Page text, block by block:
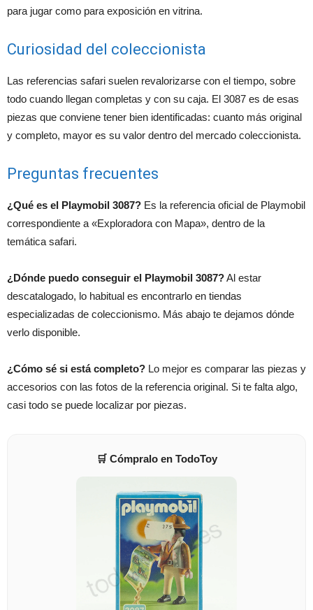
para jugar como para exposición en vitrina.
Curiosidad del coleccionista
Las referencias safari suelen revalorizarse con el tiempo, sobre
todo cuando llegan completas y con su caja. El 3087 es de esas
piezas que conviene tener bien identificadas: cuanto más original
y completo, mayor es su valor dentro del mercado coleccionista.
Preguntas frecuentes
¿Qué es el Playmobil 3087? Es la referencia oficial de Playmobil
correspondiente a «Exploradora con Mapa», dentro de la
temática safari.
¿Dónde puedo conseguir el Playmobil 3087?Al estar
descatalogado, lo habitual es encontrarlo en tiendas
especializadas de coleccionismo. Más abajo te dejamos dónde
verlo disponible.
¿Cómo sé si está completo? Lo mejor es comparar las piezas y
accesorios con las fotos de la referencia original. Si te falta algo,
casi todo se puede localizar por piezas.
🛒 Cómpralo en TodoToy